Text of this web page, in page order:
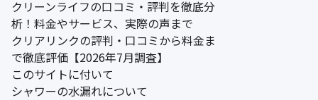
クリーンライフの口コミ・評判を徹底分
析！料金やサービス、実際の声まで
クリアリンクの評判・口コミから料金ま
で徹底評価【2026年7月調査】
このサイトに付いて
シャワーの水漏れについて